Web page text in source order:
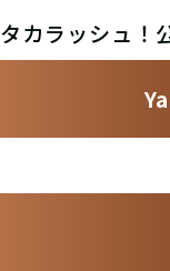
タカラッシュ！